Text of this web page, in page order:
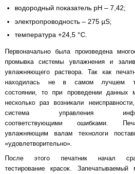
водородный показатель pH – 7,42;
электропроводность – 275 µS;
температура +24,5 °С.
Первоначально была произведена
промывка системы увлажнения и
увлажняющего раствора. Так как
находилась не в самом лучшем
состоянии, то при проведении данных
несколько раз возникали
система управления
соответствующими ошибками.
увлажняющим валам технологи
«удовлетворительно».
После этого печатник начал
тестирование красок. Запечатываемый